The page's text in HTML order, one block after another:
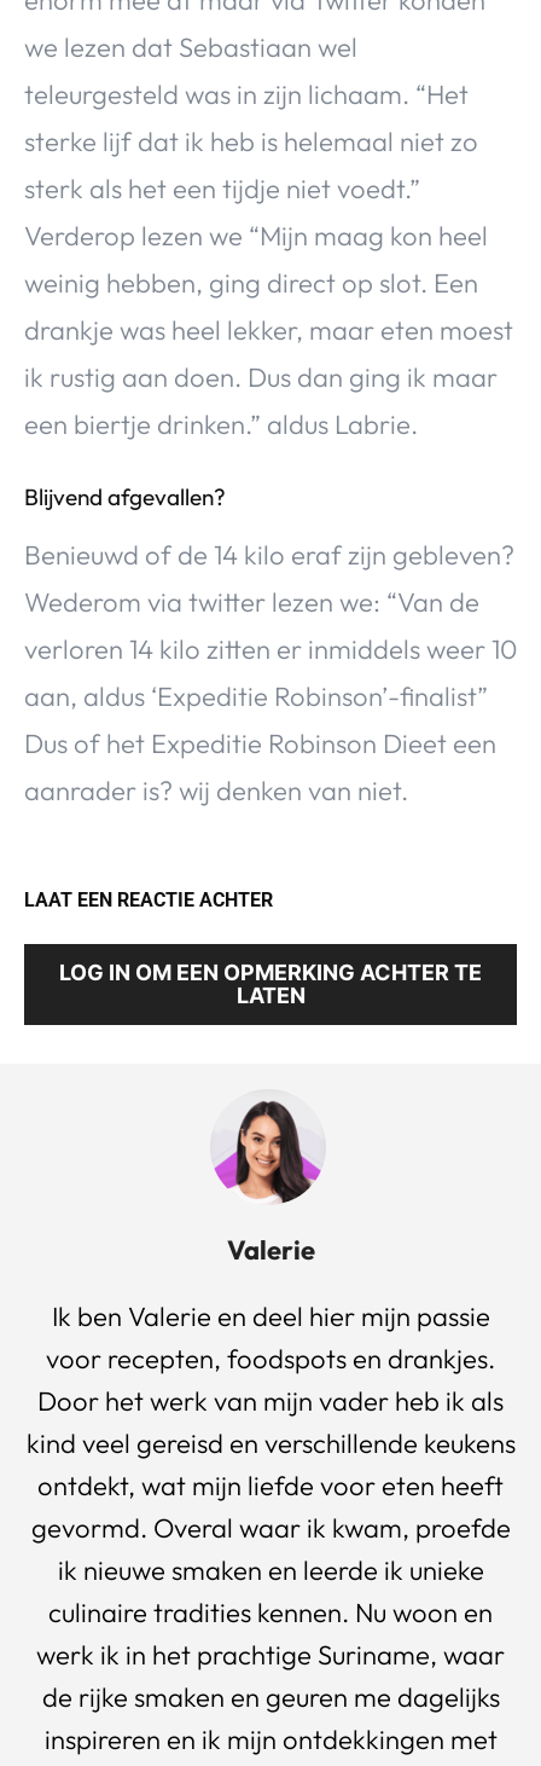
we lezen dat Sebastiaan wel
teleurgesteld was in zijn lichaam. “Het
sterke lijf dat ik heb is helemaal niet zo
sterk als het een tijdje niet voedt.”
Verderop lezen we “Mijn maag kon heel
weinig hebben, ging direct op slot. Een
drankje was heel lekker, maar eten moest
ik rustig aan doen. Dus dan ging ik maar
een biertje drinken.” aldus Labrie.
Blijvend afgevallen?
Benieuwd of de 14 kilo eraf zijn gebleven?
Wederom via twitter lezen we: “Van de
verloren 14 kilo zitten er inmiddels weer 10
aan, aldus ‘Expeditie Robinson’-finalist”
Dus of het Expeditie Robinson Dieet een
aanrader is? wij denken van niet.
LAAT EEN REACTIE ACHTER
LOG IN OM EEN OPMERKING ACHTER TE
LATEN
Valerie
Ik ben Valerie en deel hier mijn passie
voor recepten, foodspots en drankjes.
Door het werk van mijn vader heb ik als
kind veel gereisd en verschillende keukens
ontdekt, wat mijn liefde voor eten heeft
gevormd. Overal waar ik kwam, proefde
ik nieuwe smaken en leerde ik unieke
culinaire tradities kennen. Nu woon en
werk ik in het prachtige Suriname, waar
de rijke smaken en geuren me dagelijks
inspireren en ik mijn ontdekkingen met